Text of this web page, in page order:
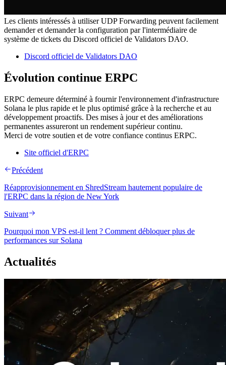
Les clients intéressés à utiliser UDP Forwarding peuvent facilement
demander et demander la configuration par l'intermédiaire de
système de tickets du Discord officiel de Validators DAO.
Discord officiel de Validators DAO
Évolution continue ERPC
ERPC demeure déterminé à fournir l'environnement d'infrastructure
Solana le plus rapide et le plus optimisé grâce à la recherche et au
développement proactifs. Des mises à jour et des améliorations
permanentes assureront un rendement supérieur continu.
Merci de votre soutien et de votre confiance continus ERPC.
Site officiel d'ERPC
Précédent
Réapprovisionnement en ShredStream hautement populaire de
l'ERPC dans la région de New York
Suivant
Pourquoi mon VPS est-il lent ? Comment débloquer plus de
performances sur Solana
Actualités